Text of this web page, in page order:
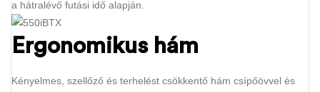
a hátralévő futási idő alapján.
Ergonomikus hám
Kényelmes, szellőző és terhelést csökkentő hám csípőövvel és